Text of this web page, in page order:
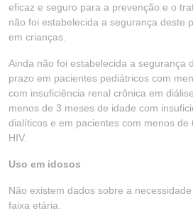
eficaz e seguro para a prevenção e o
não foi estabelecida a segurança deste
em crianças.
Ainda não foi estabelecida a segurança
prazo em pacientes pediátricos com
com insuficiência renal crônica em
menos de 3 meses de idade com
dialíticos e em pacientes com menos de
HIV.
Uso em idosos
Não existem dados sobre a
faixa etária.